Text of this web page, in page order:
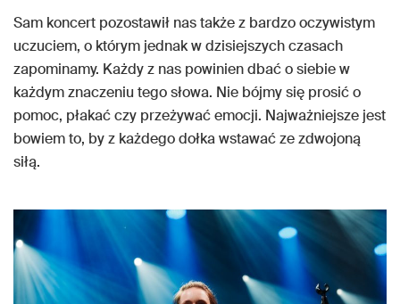
Sam koncert pozostawił nas także z bardzo oczywistym
uczuciem, o którym jednak w dzisiejszych czasach
zapominamy. Każdy z nas powinien dbać o siebie w
każdym znaczeniu tego słowa. Nie bójmy się prosić o
pomoc, płakać czy przeżywać emocji. Najważniejsze jest
bowiem to, by z każdego dołka wstawać ze zdwojoną
siłą.